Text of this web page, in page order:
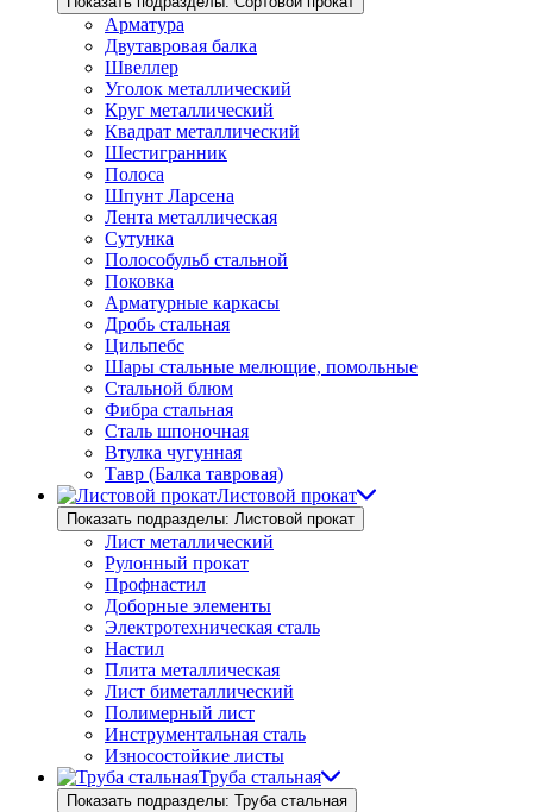
Арматура
Двутавровая балка
Швеллер
Уголок металлический
Круг металлический
Квадрат металлический
Шестигранник
Полоса
Шпунт Ларсена
Лента металлическая
Сутунка
Полособульб стальной
Поковка
Арматурные каркасы
Дробь стальная
Цильпебс
Шары стальные мелющие, помольные
Стальной блюм
Фибра стальная
Сталь шпоночная
Втулка чугунная
Тавр (Балка тавровая)
Листовой прокат
Показать подразделы: Листовой прокат
Лист металлический
Рулонный прокат
Профнастил
Доборные элементы
Электротехническая сталь
Настил
Плита металлическая
Лист биметаллический
Полимерный лист
Инструментальная сталь
Износостойкие листы
Труба стальная
Показать подразделы: Труба стальная